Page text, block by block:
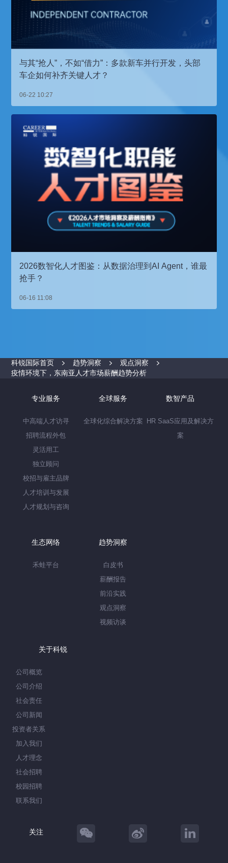
与其“抢人”，不如“借力”：多款新车并行开发，头部
车企如何补齐关键人才？
06-22 10:27
2026数智化人才图鉴：从数据治理到AI Agent，谁最
抢手？
06-16 11:08
科锐国际首页 趋势洞察
观点洞察
疫情环境下，东南亚人才市场薪酬趋势分析
专业服务
中高端人才访寻
招聘流程外包
灵活用工
独立顾问
校招与雇主品牌
人才培训与发展
人才规划与咨询
全球服务
全球化综合解决方案
数智产品
HR SaaS应用及解决方
案
生态网络
禾蛙平台
趋势洞察
白皮书
薪酬报告
前沿实践
观点洞察
视频访谈
关于科锐
公司概览
公司介绍
社会责任
公司新闻
投资者关系
加入我们
人才理念
社会招聘
校园招聘
联系我们
关注